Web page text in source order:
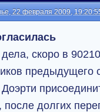
22 февраля 2009,
скоро в
предыдущего
после долгих